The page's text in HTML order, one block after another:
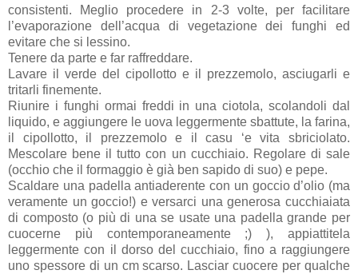
consistenti. Meglio procedere in 2-3 volte, per facilitare
l’evaporazione dell’acqua di vegetazione dei funghi ed
evitare che si lessino.
Tenere da parte e far raffreddare.
Lavare il verde del cipollotto e il prezzemolo, asciugarli e
tritarli finemente.
Riunire i funghi ormai freddi in una ciotola, scolandoli dal
liquido, e aggiungere le uova leggermente sbattute, la farina,
il cipollotto, il prezzemolo e il casu ‘e vita sbriciolato.
Mescolare bene il tutto con un cucchiaio. Regolare di sale
(occhio che il formaggio è già ben sapido di suo) e pepe.
Scaldare una padella antiaderente con un goccio d’olio (ma
veramente un goccio!) e versarci unagenerosa cucchiaiata
di composto (o più di una se usate una padella grande per
cuocerne più contemporaneamente ;) ), appiattitela
leggermente con il dorso del cucchiaio, fino a raggiungere
uno spessore di un cm scarso. Lasciar cuocere per qualche